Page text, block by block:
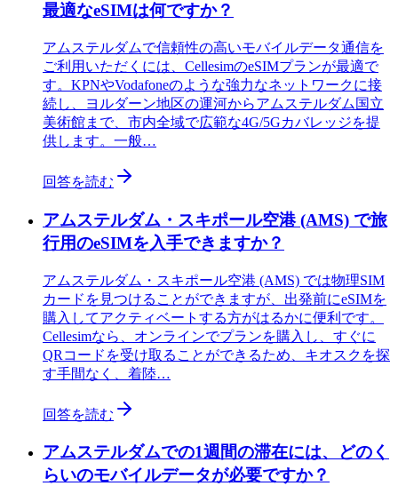
最適なeSIMは何ですか？
アムステルダムで信頼性の高いモバイルデータ通信を
ご利用いただくには、CellesimのeSIMプランが最適で
す。KPNやVodafoneのような強力なネットワークに接
続し、ヨルダーン地区の運河からアムステルダム国立
美術館まで、市内全域で広範な4G/5Gカバレッジを提
供します。一般…
回答を読む
アムステルダム・スキポール空港 (AMS) で旅
行用のeSIMを入手できますか？
アムステルダム・スキポール空港 (AMS) では物理SIM
カードを見つけることができますが、出発前にeSIMを
購入してアクティベートする方がはるかに便利です。
Cellesimなら、オンラインでプランを購入し、すぐに
QRコードを受け取ることができるため、キオスクを探
す手間なく、着陸…
回答を読む
アムステルダムでの1週間の滞在には、どのく
らいのモバイルデータが必要ですか？